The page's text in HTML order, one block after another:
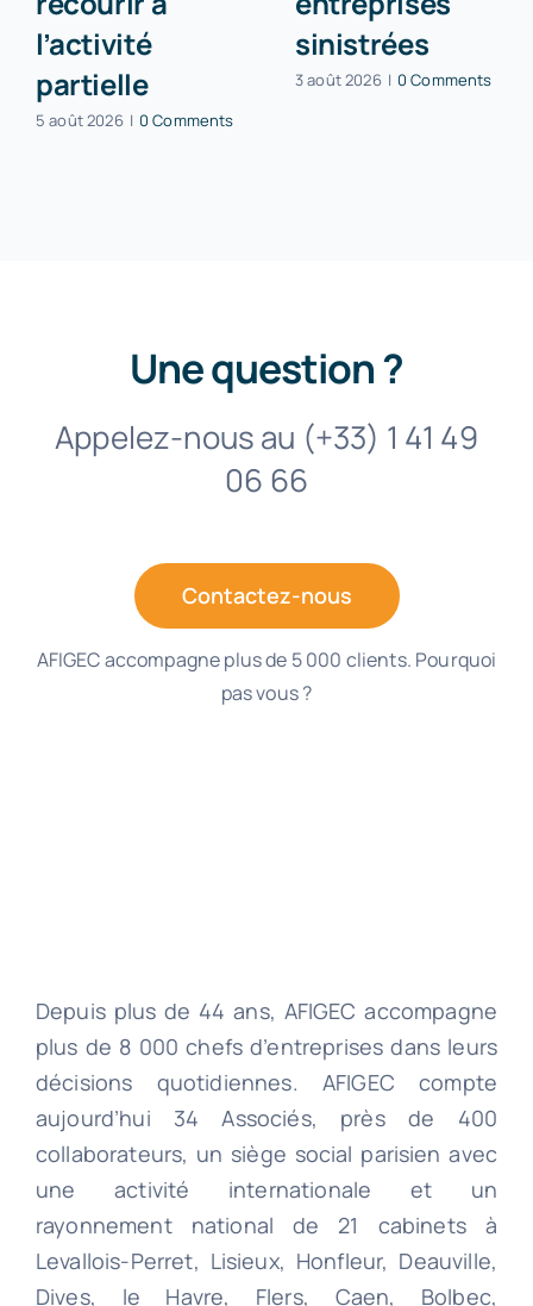
l’activité
partielle
5 août 2026 | 0 Comments
sinistrées
3 août 2026 | 0 Comments
Une question ?
Appelez-nous au (+33) 1 41 49
06 66
Contactez-nous
AFIGEC accompagne plus de 5 000 clients. Pourquoi
pas vous ?
Depuis plus de 44 ans, AFIGEC accompagne
plus de 8 000 chefs d’entreprises dans leurs
décisions quotidiennes. AFIGEC compte
aujourd’hui 34 Associés, près de 400
collaborateurs, un siège social parisien avec
une activité internationale et un
rayonnement national de 21 cabinets à
Levallois-Perret, Lisieux, Honfleur, Deauville,
Dives, le Havre, Flers, Caen, Bolbec,